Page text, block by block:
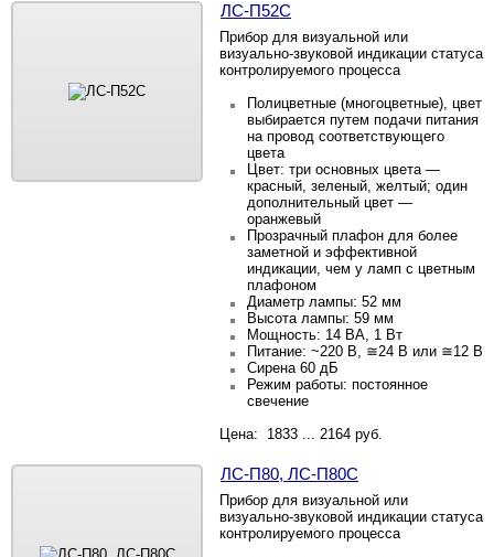
ЛС-П52С
Прибор для визуальной или
визуально-звуковой индикации статуса
контролируемого процесса
Полицветные (многоцветные), цвет
выбирается путем подачи питания
на провод соответствующего
цвета
Цвет: три основных цвета —
красный, зеленый, желтый; один
дополнительный цвет —
оранжевый
Прозрачный плафон для более
заметной и эффективной
индикации, чем у ламп с цветным
плафоном
Диаметр лампы: 52 мм
Высота лампы: 59 мм
Мощность: 14 ВА, 1 Вт
Питание: ~220 В, ≅24 В или ≅12 В
Сирена 60 дБ
Режим работы: постоянное
свечение
Цена: 1833 ... 2164 руб.
ЛС-П80, ЛС-П80С
Прибор для визуальной или
визуально-звуковой индикации статуса
контролируемого процесса